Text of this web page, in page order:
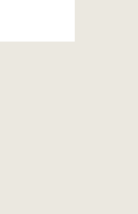
り出し